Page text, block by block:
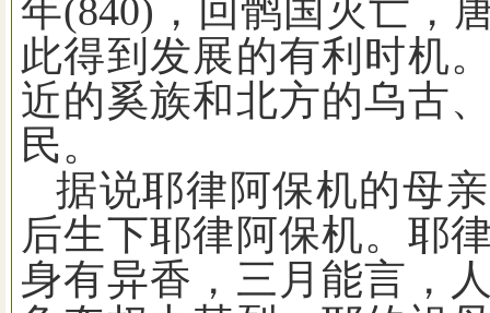
年(840) ，回鹘国灭亡，
此得到发展的有利时机
近的奚族和北方的乌古
民。
据说耶律阿保机的母
后生下耶律阿保机。耶
身有异香，三月能言，